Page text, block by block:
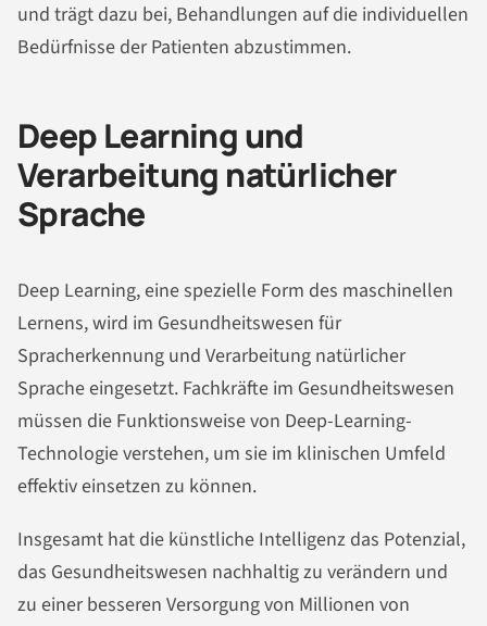
und trägt dazu bei, Behandlungen auf die individuellen
Bedürfnisse der Patienten abzustimmen.
Deep Learning und
Verarbeitung natürlicher
Sprache
Deep Learning, eine spezielle Form des maschinellen
Lernens, wird im Gesundheitswesen für
Spracherkennung und Verarbeitung natürlicher
Sprache eingesetzt. Fachkräfte im Gesundheitswesen
müssen die Funktionsweise von Deep-Learning-
Technologie verstehen, um sie im klinischen Umfeld
effektiv einsetzen zu können.
Insgesamt hat die künstliche Intelligenz das Potenzial,
das Gesundheitswesen nachhaltig zu verändern und
zu einer besseren Versorgung von Millionen von